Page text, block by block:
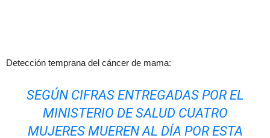
Detección temprana del cáncer de mama:
SEGÚN CIFRAS ENTREGADAS POR EL
MINISTERIO DE SALUD CUATRO
MUJERES MUEREN AL DÍA POR ESTA